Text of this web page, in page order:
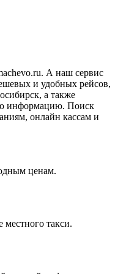
А наш сервис
и удобных рейсов,
а также
информацию. Поиск
онлайн кассам и
ценам.
местного такси.